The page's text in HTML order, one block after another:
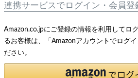
連携サービスでログイン・会員登
Amazon.co.jpにご登録の情報を利用してロ
るお客様は、「Amazonアカウントでログ
ださい。